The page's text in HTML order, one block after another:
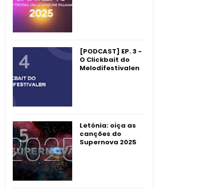
[PODCAST] EP. 3 -
O Clickbait do
Melodifestivalen
Letónia: oiça as
canções do
Supernova 2025